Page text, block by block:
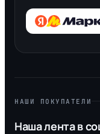
НАШИ ПОКУПАТЕЛИ
Наша лента в